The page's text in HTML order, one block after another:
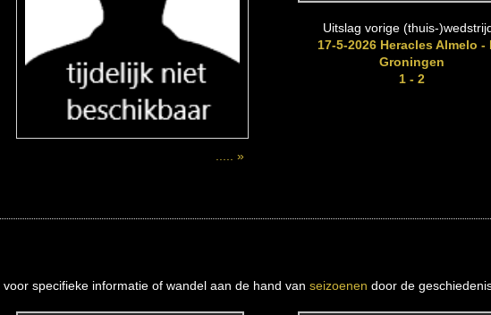
..... »
Uitslag vorige (thuis-
17-5-2026 Heracles Almelo -
Groningen
1 - 2
voor specifieke informatie of wandel aan de hand van seizoenen door de